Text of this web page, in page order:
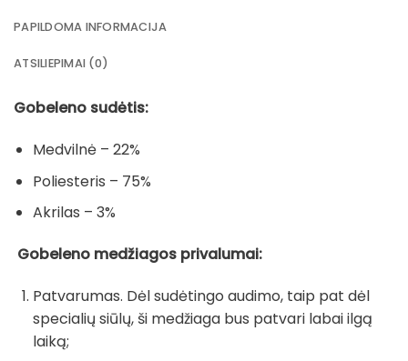
PAPILDOMA INFORMACIJA
ATSILIEPIMAI (0)
Gobeleno sudėtis:
Medvilnė – 22%
Poliesteris – 75%
Akrilas – 3%
Gobeleno medžiagos privalumai:
Patvarumas. Dėl sudėtingo audimo, taip pat dėl
specialių siūlų, ši medžiaga bus patvari labai ilgą
laiką;